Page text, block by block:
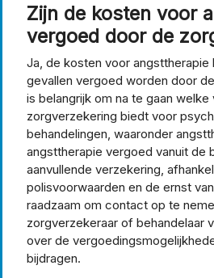
Zijn de kosten voor
vergoed door de
Ja, de kosten voor angsttherapie
gevallen vergoed worden door
is belangrijk om na te gaan
zorgverzekering biedt voor
behandelingen, waaronder
angsttherapie vergoed vanuit de
aanvullende verzekering,
polisvoorwaarden en de ernst
raadzaam om contact op te
zorgverzekeraar of behandelaar
over de
bijdragen.